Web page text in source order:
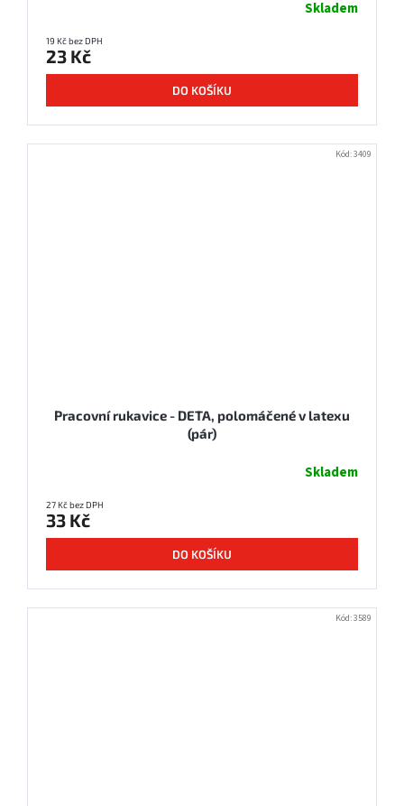
Skladem
19 Kč bez DPH
23 Kč
DO KOŠÍKU
Pracovní rukavice - DETA, polomáčené v latexu
(pár)
Skladem
27 Kč bez DPH
33 Kč
DO KOŠÍKU
Kód:3409
Kód:3589